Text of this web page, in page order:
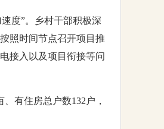
度”。乡村干部积极深
照时间节点召开项目推
接入以及项目衔接等问
有住房总户数132户，